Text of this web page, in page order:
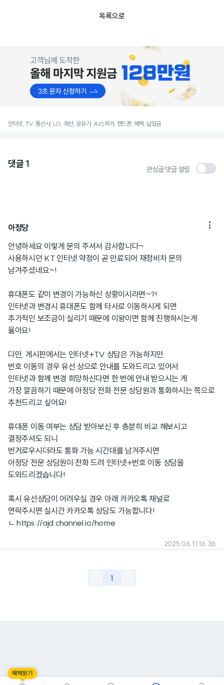
목록으로
인터넷, TV, 통신사, LG, 회선, 공유기, AI스피커, 핸드폰, 혜택, 납입금
댓글 1 관심글 댓글 알림
아정당 
안녕하세요 이렇게 문의 주셔서 감사합니다~
사용하시던 KT 인터넷 약정이 곧 만료되어 재정비차 문의
남겨주셨네요~!
휴대폰도 같이 변경이 가능하신 상황이시라면~?!
인터넷과 변경시 휴대폰도 함께 타사로 이동하시게 되면
추가적인 보조금이 실리기 때문에 이왕이면 함께 진행하시는게
옳아요!
다만, 게시판에서는 인터넷+TV 상담은 가능하지만
번호 이동의 경우 유선 상으로 안내를 도와드리고 있어서
인터넷과 함께 변경 희망하신다면 한 번에 안내 받으시는 게
가장 깔끔하기 때문에 아정당 전화 전문 상담원과 통화하시는 쪽으로
추천드리고 싶어요!
휴대폰 이동 여부는 상담 받아보신 후 충분히 비교 해보시고
결정주셔도 되니
번거로우시더라도 통화 가능 시간대를 남겨주시면
아정당 전문 상담원이 전화 드려 인터넷+번호 이동 상담을
도와드리겠습니다!
혹시 유선상담이 어려우실 경우 아래 카카오톡 채널로
연락주시면 실시간 카카오톡 상담도 가능합니다!
ㄴhttps://ajd.channel.io/home
2025.06.11 16:36
1